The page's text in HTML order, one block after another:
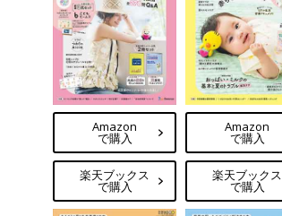
Amazon
で購入
楽天ブックス
で購入
Amazon
で購入
楽天ブックス
で購入